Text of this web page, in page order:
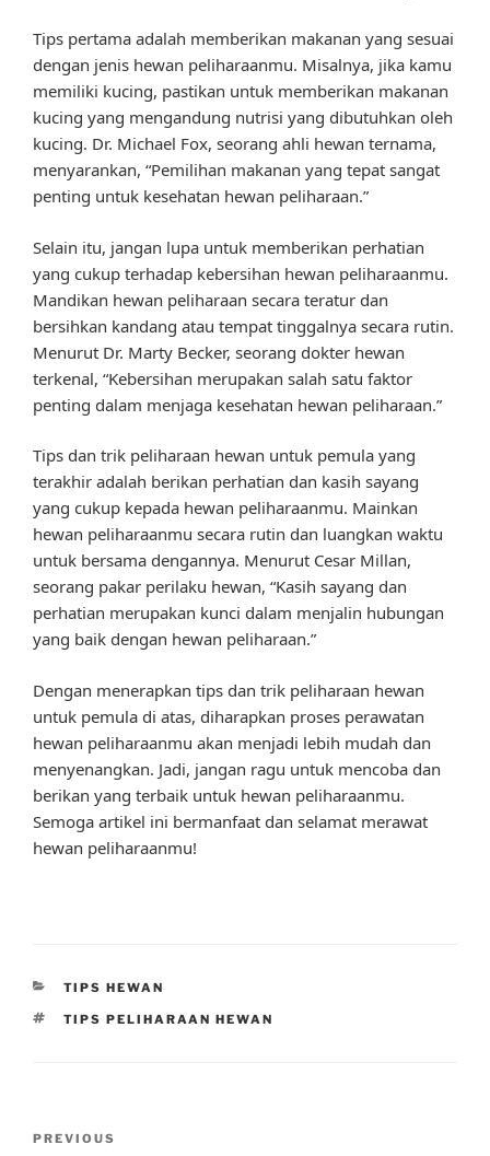
Tips pertama adalah memberikan makanan yang sesuai
dengan jenis hewan peliharaanmu. Misalnya, jika kamu
memiliki kucing, pastikan untuk memberikan makanan
kucing yang mengandung nutrisi yang dibutuhkan oleh
kucing. Dr. Michael Fox, seorang ahli hewan ternama,
menyarankan, “Pemilihan makanan yang tepat sangat
penting untuk kesehatan hewan peliharaan.”
Selain itu, jangan lupa untuk memberikan perhatian
yang cukup terhadap kebersihan hewan peliharaanmu.
Mandikan hewan peliharaan secara teratur dan
bersihkan kandang atau tempat tinggalnya secara rutin.
Menurut Dr. Marty Becker, seorang dokter hewan
terkenal, “Kebersihan merupakan salah satu faktor
penting dalam menjaga kesehatan hewan peliharaan.”
Tips dan trik peliharaan hewan untuk pemula yang
terakhir adalah berikan perhatian dan kasih sayang
yang cukup kepada hewan peliharaanmu. Mainkan
hewan peliharaanmu secara rutin dan luangkan waktu
untuk bersama dengannya. Menurut Cesar Millan,
seorang pakar perilaku hewan, “Kasih sayang dan
perhatian merupakan kunci dalam menjalin hubungan
yang baik dengan hewan peliharaan.”
Dengan menerapkan tips dan trik peliharaan hewan
untuk pemula di atas, diharapkan proses perawatan
hewan peliharaanmu akan menjadi lebih mudah dan
menyenangkan. Jadi, jangan ragu untuk mencoba dan
berikan yang terbaik untuk hewan peliharaanmu.
Semoga artikel ini bermanfaat dan selamat merawat
hewan peliharaanmu!
CATEGORIES
TIPS HEWAN
TAGS
TIPS PELIHARAAN HEWAN
Previous
PREVIOUS